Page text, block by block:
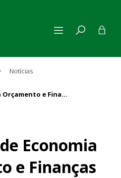
Notícias
Comissão de Economia Orçamento e Finanças
Economia
e Finanças